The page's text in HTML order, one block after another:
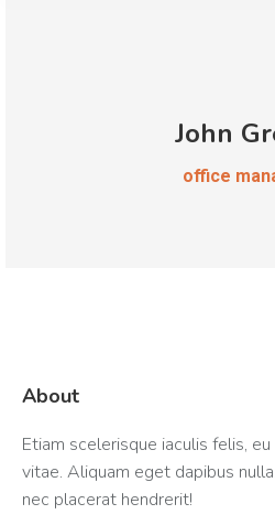
John
office
About
Etiam scelerisque iaculis felis,
vitae. Aliquam eget dapibus
nec placerat hendrerit!